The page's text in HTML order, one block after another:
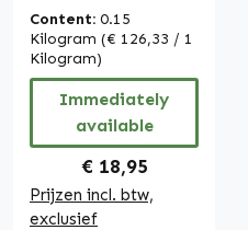
Vitamine A,
Riboflavine, Zink
en Meer - Voor
het
Gezichtsvermoge
n en Meer -
Gemakkelijk te
Slikken | Warnke
Vitalstoffe
Content: 0.15
Kilogram (€ 126,33 / 1
Kilogram)
Immediately
available
Regular price:
€ 18,95
Prijzen incl. btw,
exclusief